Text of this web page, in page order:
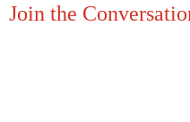
Join the